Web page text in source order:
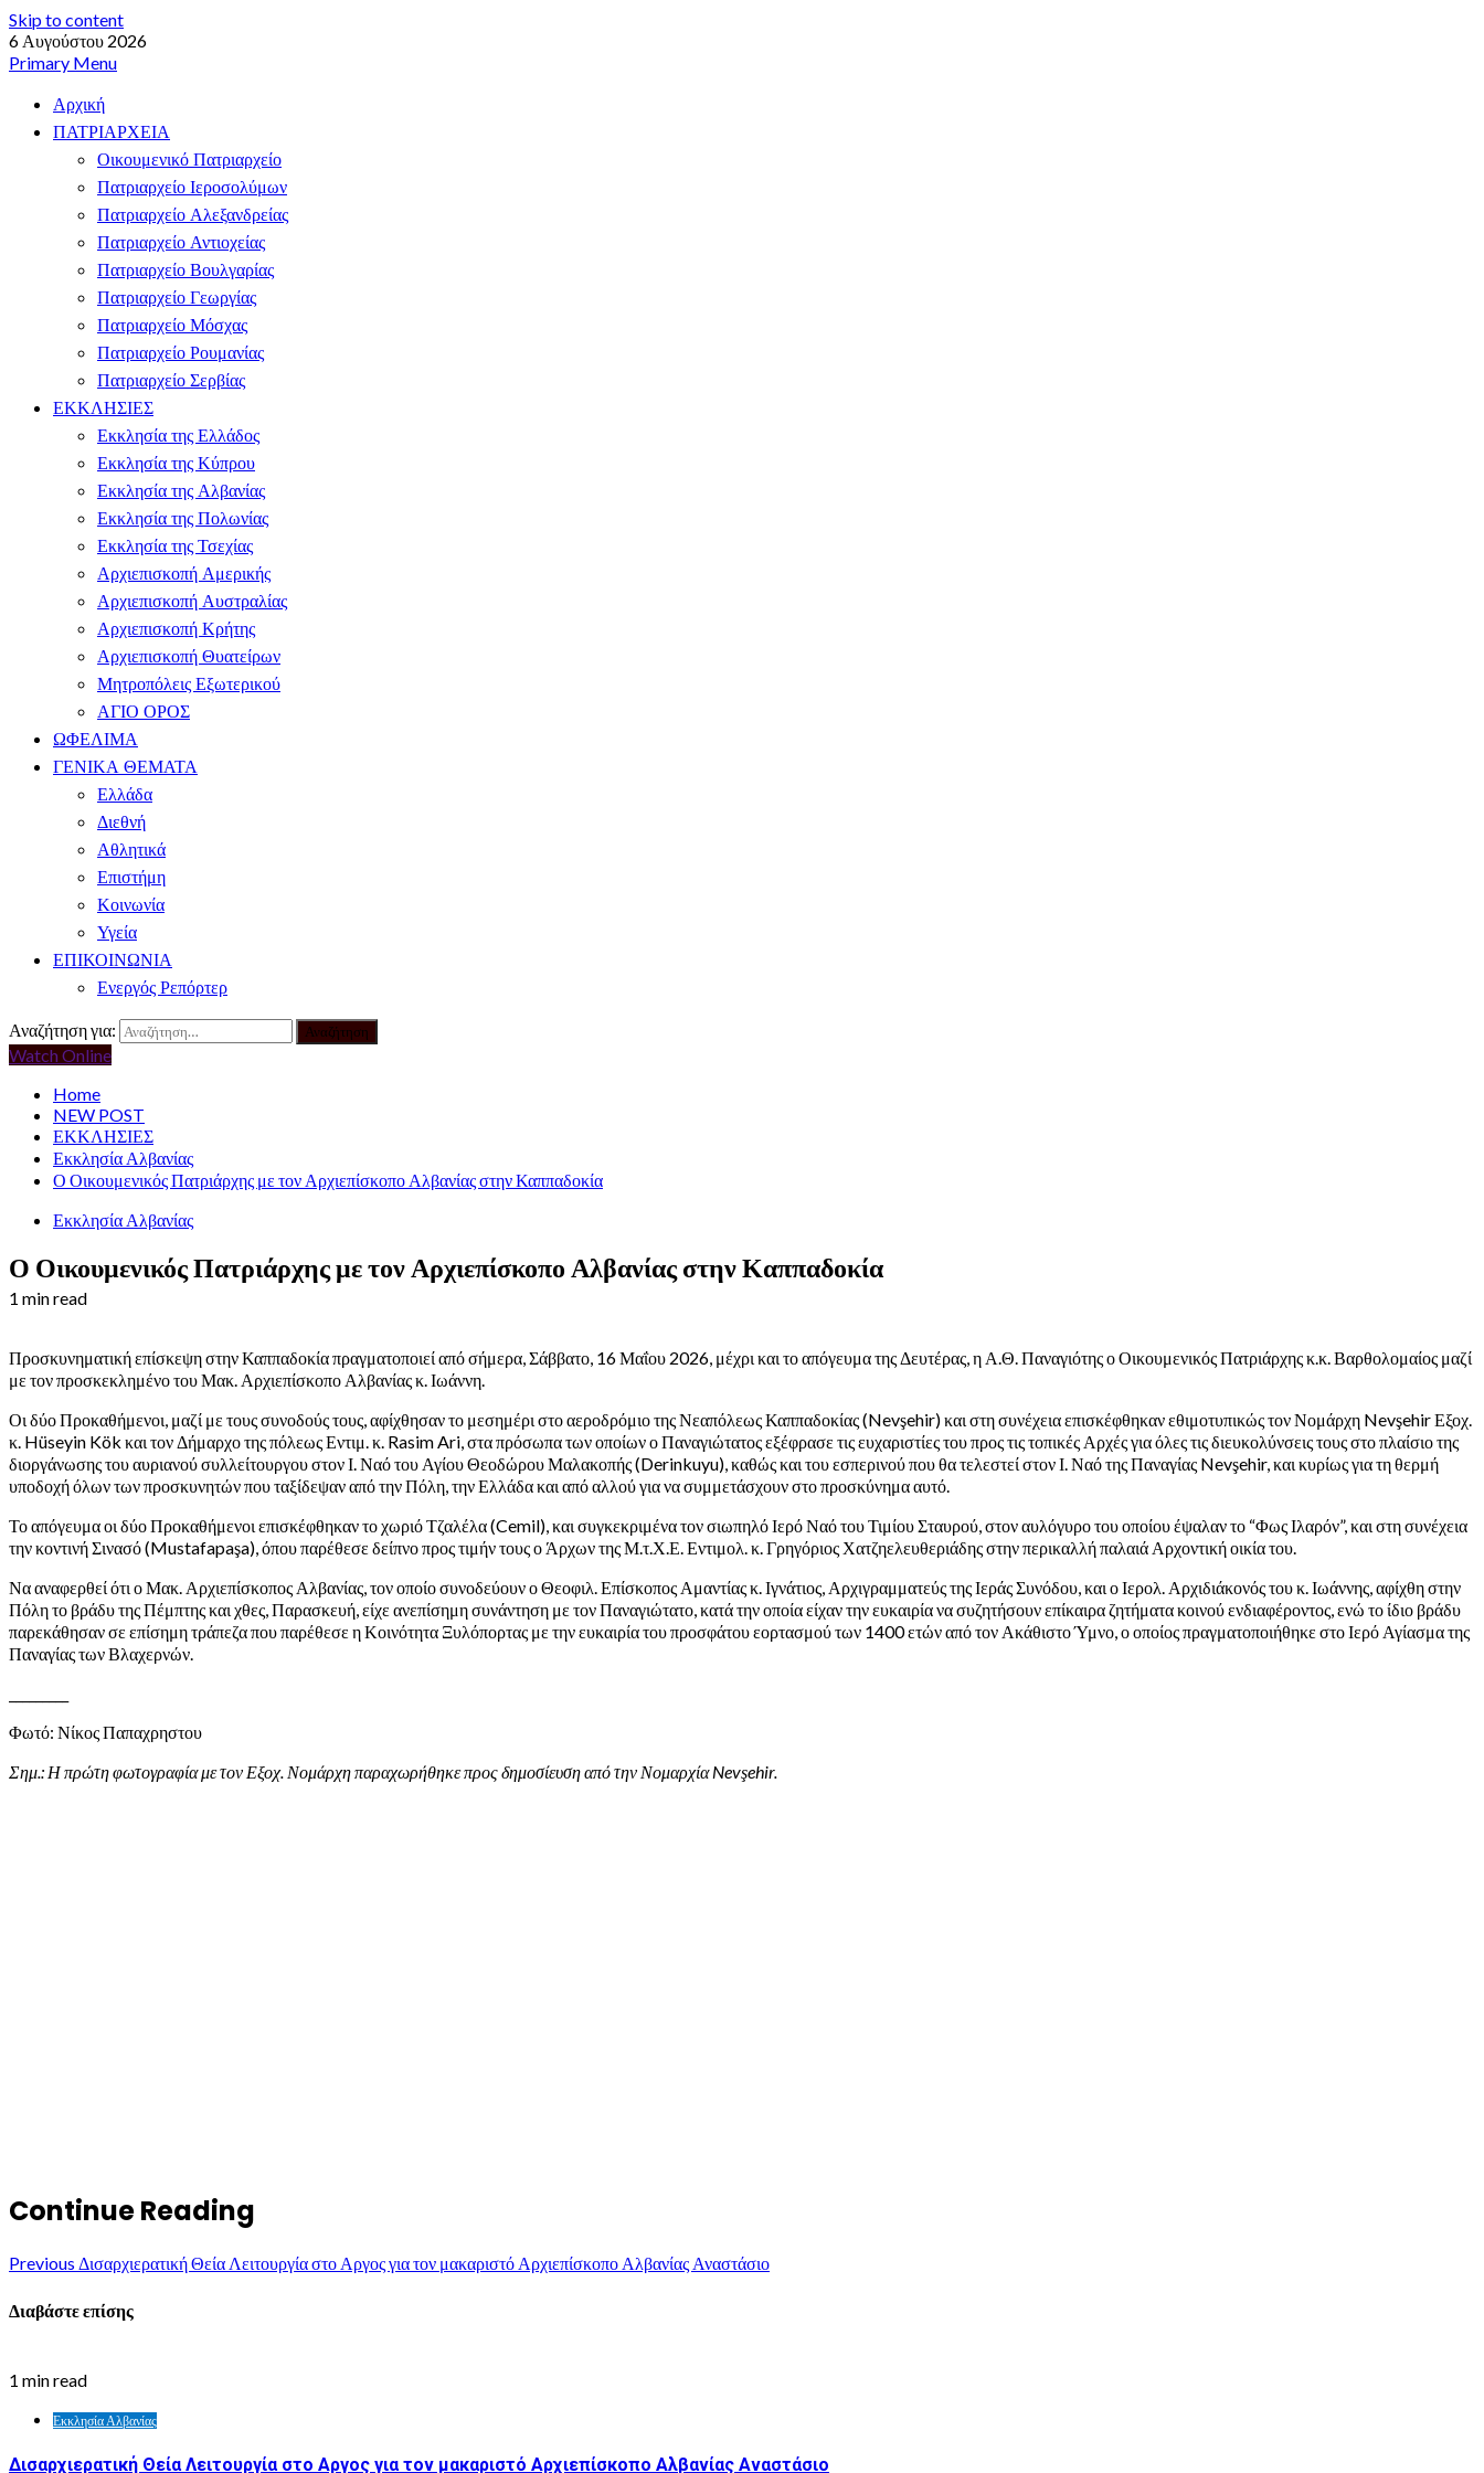
Skip to content
6 Αυγούστου 2026
Primary Menu
Αρχική
ΠΑΤΡΙΑΡΧΕΙΑ
Οικουμενικό Πατριαρχείο
Πατριαρχείο Ιεροσολύμων
Πατριαρχείο Αλεξανδρείας
Πατριαρχείο Αντιοχείας
Πατριαρχείο Βουλγαρίας
Πατριαρχείο Γεωργίας
Πατριαρχείο Μόσχας
Πατριαρχείο Ρουμανίας
Πατριαρχείο Σερβίας
ΕΚΚΛΗΣΙΕΣ
Εκκλησία της Ελλάδος
Εκκλησία της Κύπρου
Εκκλησία της Αλβανίας
Εκκλησία της Πολωνίας
Εκκλησία της Τσεχίας
Αρχιεπισκοπή Αμερικής
Αρχιεπισκοπή Αυστραλίας
Αρχιεπισκοπή Κρήτης
Αρχιεπισκοπή Θυατείρων
Μητροπόλεις Εξωτερικού
ΑΓΙΟ ΟΡΟΣ
ΩΦΕΛΙΜΑ
ΓΕΝΙΚΑ ΘΕΜΑΤΑ
Ελλάδα
Διεθνή
Αθλητικά
Επιστήμη
Κοινωνία
Υγεία
ΕΠΙΚΟΙΝΩΝΙΑ
Ενεργός Ρεπόρτερ
Αναζήτηση για:
Watch Online
Home
NEW POST
ΕΚΚΛΗΣΙΕΣ
Εκκλησία Αλβανίας
Ο Οικουμενικός Πατριάρχης με τον Αρχιεπίσκοπο Αλβανίας στην Καππαδοκία
Εκκλησία Αλβανίας
Ο Οικουμενικός Πατριάρχης με τον Αρχιεπίσκοπο Αλβανίας στην Καππαδοκία
1 min read
Προσκυνηματική επίσκεψη στην Καππαδοκία πραγματοποιεί από σήμερα, Σάββατο, 16 Μαΐου 2026, μέχρι και το απόγευμα της Δευτέρας, η Α.Θ. Παναγιότης ο Οικουμενικός Πατριάρχης κ.κ. Βαρθολομαίος μαζί
με τον προσκεκλημένο του Μακ. Αρχιεπίσκοπο Αλβανίας κ. Ιωάννη.
Οι δύο Προκαθήμενοι, μαζί με τους συνοδούς τους, αφίχθησαν το μεσημέρι στο αεροδρόμιο της Νεαπόλεως Καππαδοκίας (Nevşehir) και στη συνέχεια επισκέφθηκαν εθιμοτυπικώς τον Νομάρχη Nevşehir Εξοχ.
κ. Hüseyin Kök και τον Δήμαρχο της πόλεως Εντιμ. κ. Rasim Ari, στα πρόσωπα των οποίων ο Παναγιώτατος εξέφρασε τις ευχαριστίες του προς τις τοπικές Αρχές για όλες τις διευκολύνσεις τους στο πλαίσιο της
διοργάνωσης του αυριανού συλλείτουργου στον Ι. Ναό του Αγίου Θεοδώρου Μαλακοπής (Derinkuyu), καθώς και του εσπερινού που θα τελεστεί στον Ι. Ναό της Παναγίας Nevşehir, και κυρίως για τη θερμή
υποδοχή όλων των προσκυνητών που ταξίδεψαν από την Πόλη, την Ελλάδα και από αλλού για να συμμετάσχουν στο προσκύνημα αυτό.
Το απόγευμα οι δύο Προκαθήμενοι επισκέφθηκαν το χωριό Τζαλέλα (Cemil), και συγκεκριμένα τον σιωπηλό Ιερό Ναό του Τιμίου Σταυρού, στον αυλόγυρο του οποίου έψαλαν το “Φως Ιλαρόν”, και στη συνέχεια
την κοντινή Σινασό (Mustafapaşa), όπου παρέθεσε δείπνο προς τιμήν τους ο Άρχων της Μ.τ.Χ.Ε. Εντιμολ. κ. Γρηγόριος Χατζηελευθεριάδης στην περικαλλή παλαιά Αρχοντική οικία του.
Να αναφερθεί ότι ο Μακ. Αρχιεπίσκοπος Αλβανίας, τον οποίο συνοδεύουν ο Θεοφιλ. Επίσκοπος Αμαντίας κ. Ιγνάτιος, Αρχιγραμματεύς της Ιεράς Συνόδου, και ο Ιερολ. Αρχιδιάκονός του κ. Ιωάννης, αφίχθη στην
Πόλη το βράδυ της Πέμπτης και χθες, Παρασκευή, είχε ανεπίσημη συνάντηση με τον Παναγιώτατο, κατά την οποία είχαν την ευκαιρία να συζητήσουν επίκαιρα ζητήματα κοινού ενδιαφέροντος, ενώ το ίδιο βράδυ
παρεκάθησαν σε επίσημη τράπεζα που παρέθεσε η Κοινότητα Ξυλόπορτας με την ευκαιρία του προσφάτου εορτασμού των 1400 ετών από τον Ακάθιστο Ύμνο, ο οποίος πραγματοποιήθηκε στο Ιερό Αγίασμα της
Παναγίας των Βλαχερνών.
Φωτό: Νίκος Παπαχρηστου
Σημ.: Η πρώτη φωτογραφία με τον Εξοχ. Νομάρχη παραχωρήθηκε προς δημοσίευση από την Νομαρχία Nevşehir.
Continue Reading
Previous Δισαρχιερατική Θεία Λειτουργία στο Αργος για τον μακαριστό Αρχιεπίσκοπο Αλβανίας Αναστάσιο
Διαβάστε επίσης
1 min read
Εκκλησία Αλβανίας
Δισαρχιερατική Θεία Λειτουργία στο Αργος για τον μακαριστό Αρχιεπίσκοπο Αλβανίας Αναστάσιο